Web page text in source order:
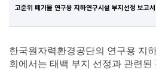
고준위 폐기물 연구용 지하연구시설 부지선정 보고서
한국원자력환경공단의 연구용 지
회에서는 태백 부지 선정과 관련된